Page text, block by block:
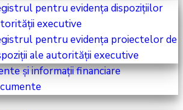
pentru evidența dispozițiilor
executive
pentru evidența proiectelor de
ale autorității executive
și informații financiare